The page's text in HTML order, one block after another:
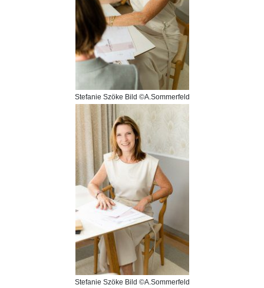
Stefanie Szöke Bild ©A.Sommerfeld
Stefanie Szöke Bild ©A.Sommerfeld